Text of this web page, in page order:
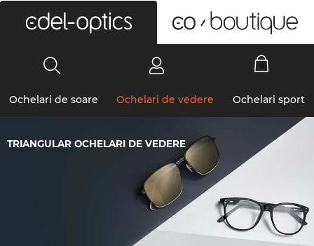
Ochelari de soare Ochelari de vedere Ochelari sport
TRIANGULAR OCHELARI DE VEDERE